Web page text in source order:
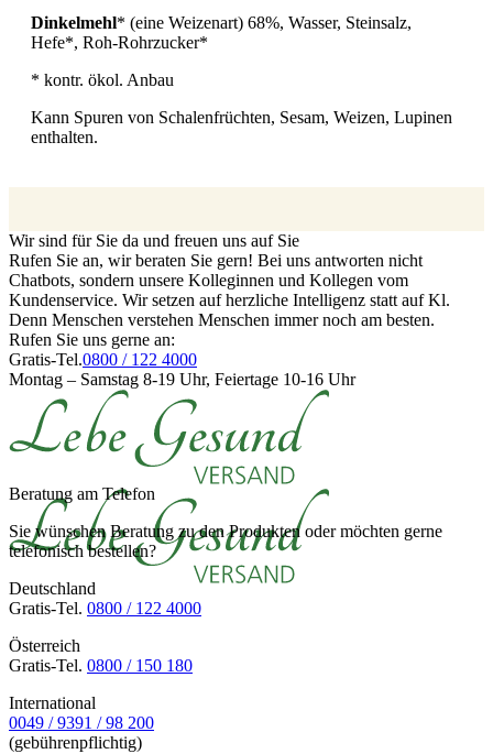
Dinkelmehl* (eine Weizenart) 68%, Wasser, Steinsalz,
Hefe*, Roh-Rohrzucker*
* kontr. ökol. Anbau
Kann Spuren von Schalenfrüchten, Sesam, Weizen, Lupinen
enthalten.
Wir sind für Sie da und freuen uns auf Sie
Rufen Sie an, wir beraten Sie gern! Bei uns antworten nicht
Chatbots, sondern unsere Kolleginnen und Kollegen vom
Kundenservice. Wir setzen auf herzliche Intelligenz statt auf Kl.
Denn Menschen verstehen Menschen immer noch am besten.
Rufen Sie uns gerne an:
Gratis-Tel.0800 / 122 4000
Montag – Samstag 8-19 Uhr, Feiertage 10-16 Uhr
Beratung am Telefon
Sie wünschen Beratung zu den Produkten oder möchten gerne
telefonisch bestellen?
Deutschland
Gratis-Tel. 0800 / 122 4000
Österreich
Gratis-Tel. 0800 / 150 180
International
0049 / 9391 / 98 200
(gebührenpflichtig)